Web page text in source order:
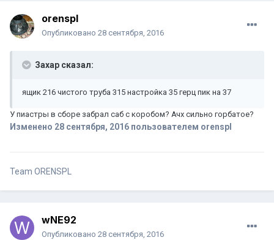
orenspl
Опубликовано 28 сентября, 2016
Захар сказал:
ящик 216 чистого труба 315 настройка 35 герц пик на 37
У пиастры в сборе забрал саб с коробом? Ачх сильно горбатое?
Изменено 28 сентября, 2016 пользователем orenspl
Team ORENSPL
wNE92
Опубликовано 28 сентября, 2016